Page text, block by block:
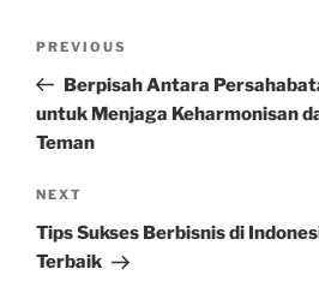
Previous
Post
PREVIOUS
Berpisah Antara
untuk Menjaga Keharmonisan
Teman
Next
Post
NEXT
Tips Sukses Berbisnis di
Terbaik